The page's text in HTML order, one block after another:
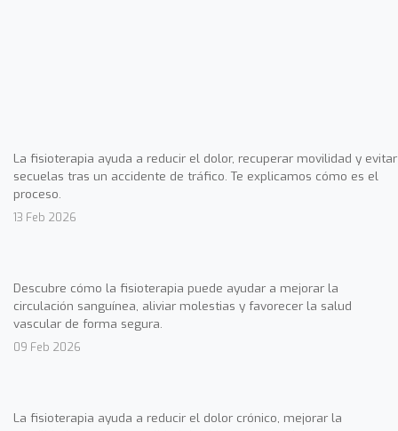
La fisioterapia ayuda a reducir el dolor, recuperar movilidad y evitar
secuelas tras un accidente de tráfico. Te explicamos cómo es el
proceso.
13 Feb 2026
Descubre cómo la fisioterapia puede ayudar a mejorar la
circulación sanguínea, aliviar molestias y favorecer la salud
vascular de forma segura.
09 Feb 2026
La fisioterapia ayuda a reducir el dolor crónico, mejorar la